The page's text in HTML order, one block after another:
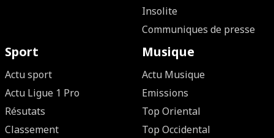
Insolite
Communiques de presse
Sport
Actu sport
Actu Ligue 1 Pro
Résutats
Classement
Musique
Actu Musique
Emissions
Top Oriental
Top Occidental